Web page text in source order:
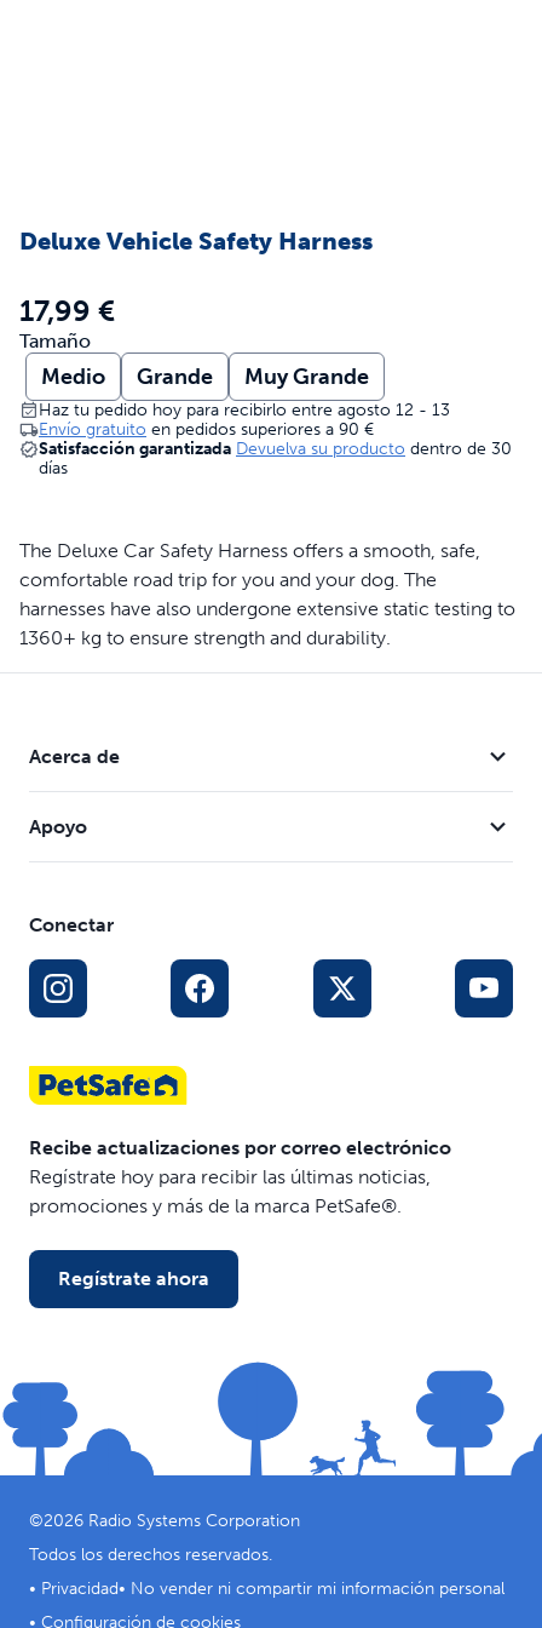
Deluxe Vehicle Safety Harness
17,99 €
Tamaño
Medio Grande Muy Grande
Haz tu pedido hoy para recibirlo entre agosto 12 - 13
Envío gratuito en pedidos superiores a 90 €
Satisfacción garantizada Devuelva su producto dentro de 30
días
The Deluxe Car Safety Harness offers a smooth, safe,
comfortable road trip for you and your dog. The
harnesses have also undergone extensive static testing to
1360+ kg to ensure strength and durability.
Acerca de
Apoyo
Conectar
Recibe actualizaciones por correo electrónico
Regístrate hoy para recibir las últimas noticias,
promociones y más de la marca PetSafe®.
Regístrate ahora
©2026 Radio Systems Corporation
Todos los derechos reservados.
• Privacidad• No vender ni compartir mi información personal
• Configuración de cookies